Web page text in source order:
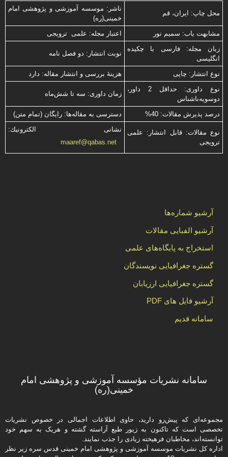
محل چاپ: ایران، قم
ناشر: موسسه آموزشی و پژوهشی امام
خمینی(ره)
مشابهت ياب: سميم نور
اعتبار مجله: علمی ترویجی
زبان مجله: فارسی با چكیده
انگلیسی
نوبت انتشار: دو فصل نامه
نوع انتشار: چاپی
هزینۀ بررسی و انتشار مقاله: دارد
نوع داوری: حداقل 2 داور،
دوسویه‌ناشناس
زمان داوری: سه تا شش‌ماه
درصد پذیرش مقالات: 40% دسترسی به مقاله‌ها: رایگان (تمام متن)
نوع مقالات: قابل انتشار: علمی
ترویجی
نشانی الكترونیك:
maaref@qabas.net
آرشیو شماره‌ها
آرشیو الفبایی مقالات
استخراج به پایگاه‌های علمی
گستره جغرافیایی نویسندگان
گستره جغرافیایی ارزیابان
آرشیو فایل های PDF
سامانه قدیم
سامانه نشریات مؤسسه آموزشی و پژوهشی امام
خمینی(ره)
مجموعه‌ای که پیش‌رو دارید،‌ حاوی اطلاعات اجمالی در خصوص نشریات
تخصصی است که تاکنون به زیور طبع آراسته گشته و هریک به سهم خود
توانسته‌اند، مخاطبان فرهیخته‌ زیادی را جذب نمایند.
اداره كل نشریات موسسه آموزشی و پژوهشی امام خمینی قدس سره زیر نظر